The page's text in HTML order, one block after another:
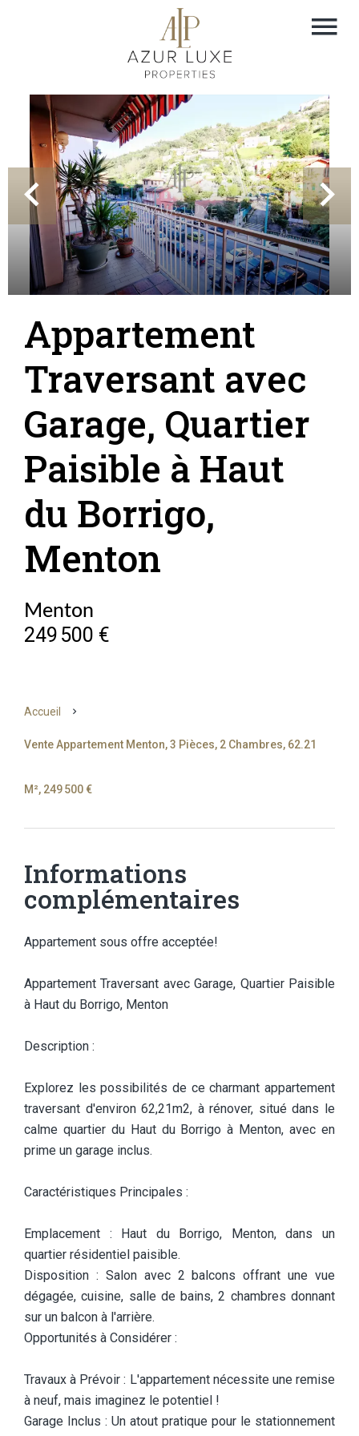
Appartement
Traversant avec
Garage, Quartier
Paisible à Haut
du Borrigo,
Menton
Menton
249 500 €
Accueil
Vente Appartement Menton, 3 Pièces, 2 Chambres, 62.21
M², 249 500 €
Informations
complémentaires
Appartement sous offre acceptée!
Appartement Traversant avec Garage, Quartier Paisible
à Haut du Borrigo, Menton
Description :
Explorez les possibilités de ce charmant appartement
traversant d'environ 62,21m2, à rénover, situé dans le
calme quartier du Haut du Borrigo à Menton, avec en
prime un garage inclus.
Caractéristiques Principales :
Emplacement : Haut du Borrigo, Menton, dans un
quartier résidentiel paisible.
Disposition : Salon avec 2 balcons offrant une vue
dégagée, cuisine, salle de bains, 2 chambres donnant
sur un balcon à l'arrière.
Opportunités à Considérer :
Travaux à Prévoir : L'appartement nécessite une remise
à neuf, mais imaginez le potentiel !
Garage Inclus : Un atout pratique pour le stationnement